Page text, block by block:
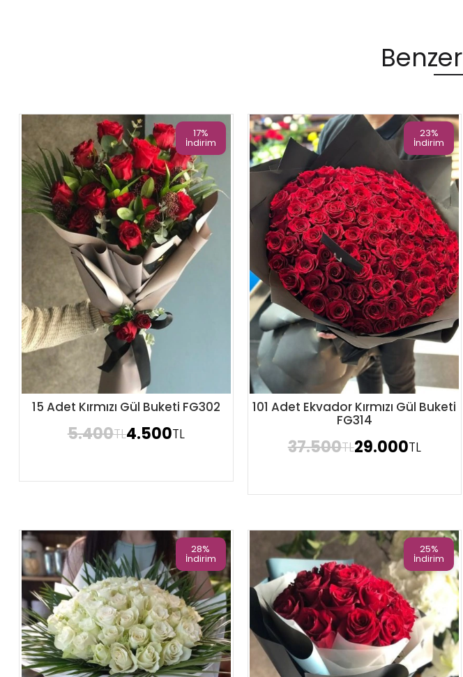
17%
İndirim
Sipariş Ver
15 Adet Kırmızı Gül Buketi FG302
5.400TL4.500TL
23%
İndirim
Sipariş Ver
101 Adet Ekvador Kırmızı Gül Buketi
FG314
37.500TL29.000TL
28%
İndirim
25%
İndirim